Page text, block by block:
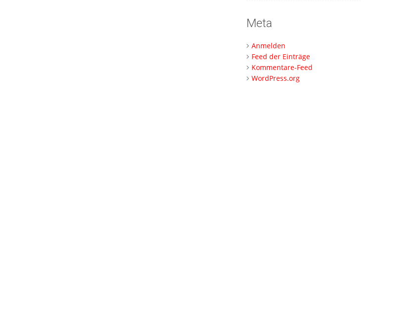
Meta
Anmelden
Feed der Einträge
Kommentare-Feed
WordPress.org